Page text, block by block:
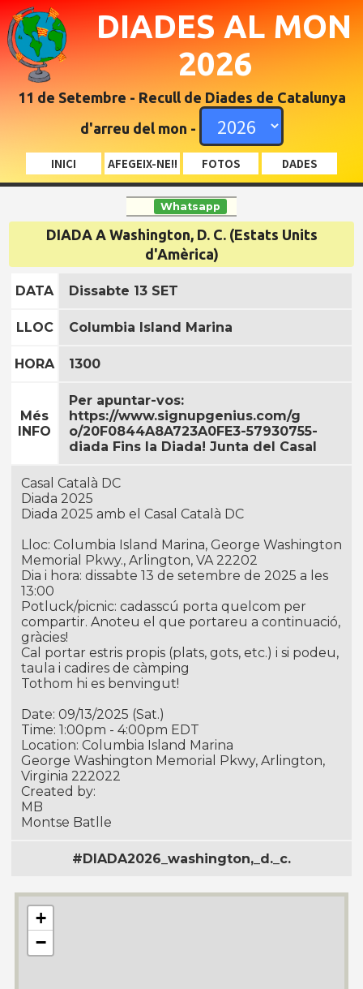
DIADES AL MON
2026
11 de Setembre - Recull de Diades de Catalunya
d'arreu del mon -
INICI AFEGEIX-NE!! FOTOS DADES
Whatsapp
DIADA A Washington, D. C. (Estats Units
d'Amèrica)
DATA Dissabte 13 SET
LLOC Columbia Island Marina
HORA 1300
Més
INFO
Per apuntar-vos:
https://www.signupgenius.com/g
o/20F0844A8A723A0FE3-57930755-
diada Fins la Diada! Junta del Casal
Casal Català DC
Diada 2025
Diada 2025 amb el Casal Català DC
Lloc: Columbia Island Marina, George Washington
Memorial Pkwy., Arlington, VA 22202
Dia i hora: dissabte 13 de setembre de 2025 a les
13:00
Potluck/picnic: cadasscú porta quelcom per
compartir. Anoteu el que portareu a continuació,
gràcies!
Cal portar estris propis (plats, gots, etc.) i si podeu,
taula i cadires de càmping
Tothom hi es benvingut!
Date: 09/13/2025 (Sat.)
Time: 1:00pm - 4:00pm EDT
Location: Columbia Island Marina
George Washington Memorial Pkwy, Arlington,
Virginia 222022
Created by:
MB
Montse Batlle
#DIADA2026_washington,_d._c.
+
−